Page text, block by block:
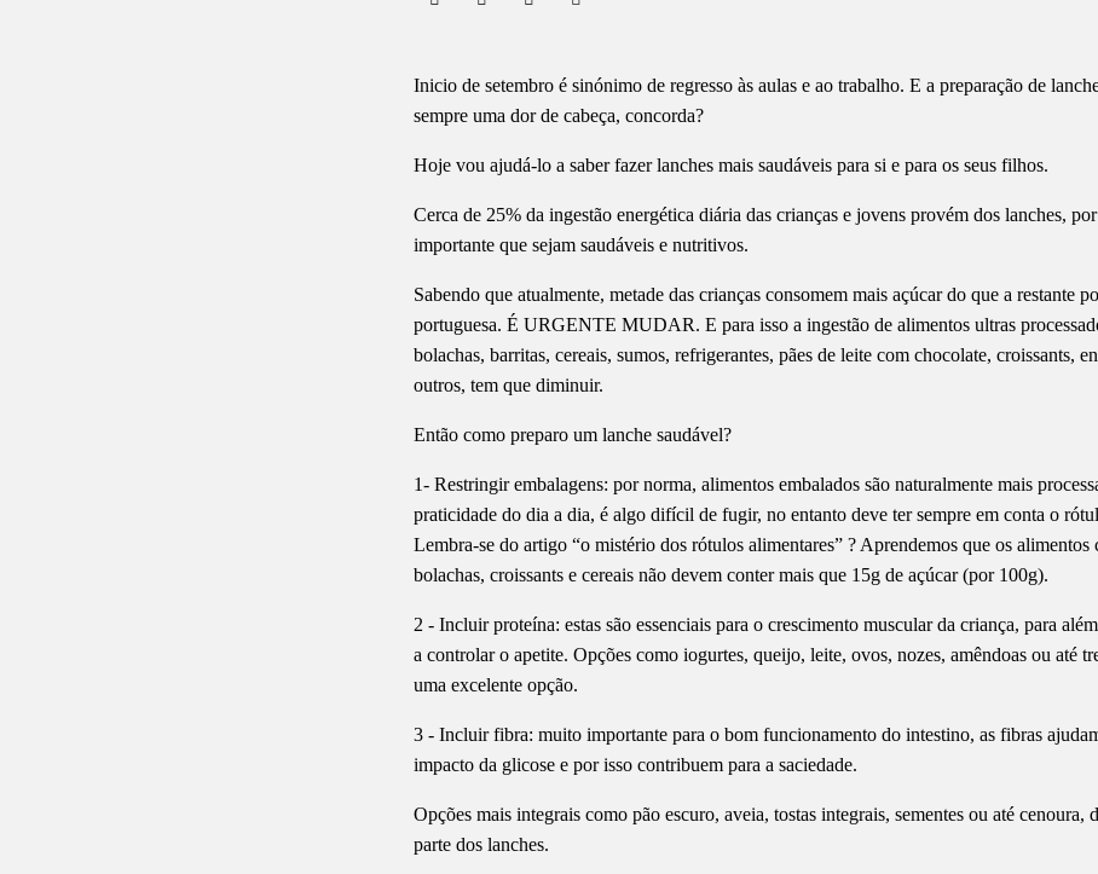
Inicio de setembro é sinónimo de regresso às aulas e ao trabalho. E a preparação de
sempre uma dor de cabeça, concorda?
Hoje vou ajudá-lo a saber fazer lanches mais saudáveis para si e para os seus filhos.
Cerca de 25% da ingestão energética diária das crianças e jovens provém dos lanches,
importante que sejam saudáveis e nutritivos.
Sabendo que atualmente, metade das crianças consomem mais açúcar do que a restante
portuguesa. É URGENTE MUDAR. E para isso a ingestão de alimentos ultras
bolachas, barritas, cereais, sumos, refrigerantes, pães de leite com chocolate, croissants,
outros, tem que diminuir.
Então como preparo um lanche saudável?
1- Restringir embalagens: por norma, alimentos embalados são naturalmente mais
praticidade do dia a dia, é algo difícil de fugir, no entanto deve ter sempre em conta o
Lembra-se do artigo “o mistério dos rótulos alimentares” ? Aprendemos que os alimentos
bolachas, croissants e cereais não devem conter mais que 15g de açúcar (por 100g).
2 - Incluir proteína: estas são essenciais para o crescimento muscular da criança, para
a controlar o apetite. Opções como iogurtes, queijo, leite, ovos, nozes, amêndoas ou até
uma excelente opção.
3 - Incluir fibra: muito importante para o bom funcionamento do intestino, as fibras
impacto da glicose e por isso contribuem para a saciedade.
Opções mais integrais como pão escuro, aveia, tostas integrais, sementes ou até cenoura,
parte dos lanches.